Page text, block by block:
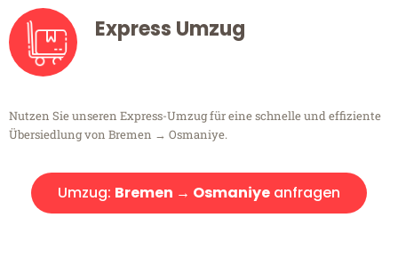
Express Umzug
Nutzen Sie unseren Express-Umzug für eine schnelle und effiziente
Übersiedlung von Bremen → Osmaniye.
Umzug: Bremen → Osmaniye anfragen